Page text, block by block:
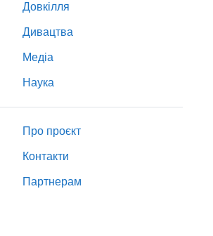
Довкілля
Дивацтва
Медіа
Наука
Про проєкт
Контакти
Партнeрам